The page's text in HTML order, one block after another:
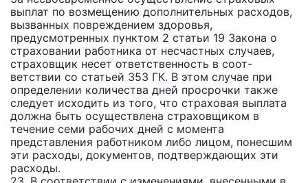
выплат по возмещению дополнительных расходов,
вызванных повреждением здоровья,
предусмотренных пунктом 2 статьи 19 Закона о
страховании работника от несчастных случаев,
страховщик несет ответственность в соот-
ветствии со статьей 353 ГК. В этом случае при
определении количества дней просрочки также
следует исходить из того, что страховая выплата
должна быть осуществлена страховщиком в
течение семи рабочих дней с момента
представления работником либо лицом, понесшим
эти расходы, документов, подтверждающих эти
расходы.